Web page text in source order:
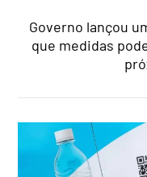
Governo lançou
que medidas